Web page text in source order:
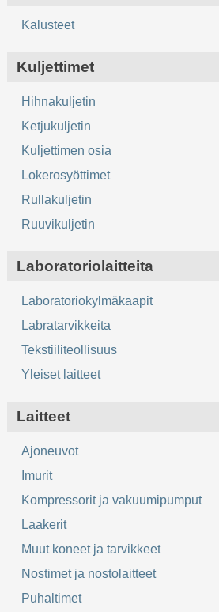
Kalusteet
Kuljettimet
Hihnakuljetin
Ketjukuljetin
Kuljettimen osia
Lokerosyöttimet
Rullakuljetin
Ruuvikuljetin
Laboratoriolaitteita
Laboratoriokylmäkaapit
Labratarvikkeita
Tekstiiliteollisuus
Yleiset laitteet
Laitteet
Ajoneuvot
Imurit
Kompressorit ja vakuumipumput
Laakerit
Muut koneet ja tarvikkeet
Nostimet ja nostolaitteet
Puhaltimet